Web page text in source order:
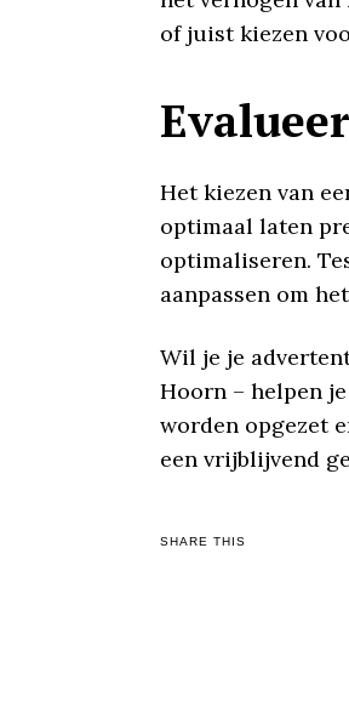
of juist kiezen
Het kiezen van
optimaal laten
optimaliseren.
aanpassen om
Wil je je
Hoorn – helpen
worden opgezet
een vrijblijvend
SHARE THIS